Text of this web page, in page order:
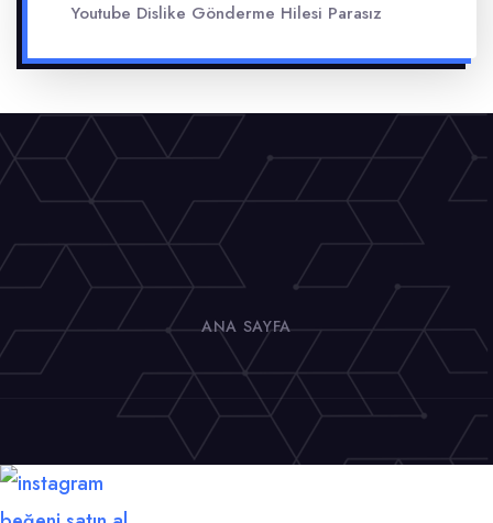
Youtube Dislike Gönderme Hilesi Parasız
ANA SAYFA